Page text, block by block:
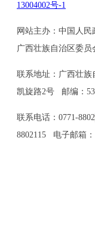
13004002号-1
网站主办：中国人民
广西壮族自治区委员
联系地址：广西壮族
凯旋路2号 邮编：
联系电话：0771-
8802115 电子邮箱：